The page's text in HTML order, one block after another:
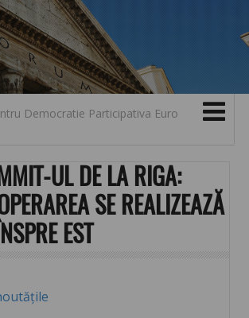
Contact
Democratie Participativa Euro
UL DE LA RIGA:
SE REALIZEAZĂ
EST